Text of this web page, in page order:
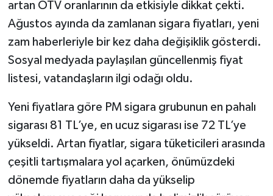
artan ÖTV oranlarının da etkisiyle dikkat çekti.
Ağustos ayında da zamlanan sigara fiyatları, yeni
zam haberleriyle bir kez daha değişiklik gösterdi.
Sosyal medyada paylaşılan güncellenmiş fiyat
listesi, vatandaşların ilgi odağı oldu.
Yeni fiyatlara göre PM sigara grubunun en pahalı
sigarası 81 TL’ye, en ucuz sigarası ise 72 TL’ye
yükseldi. Artan fiyatlar, sigara tüketicileri arasında
çeşitli tartışmalara yol açarken, önümüzdeki
dönemde fiyatların daha da yükselip